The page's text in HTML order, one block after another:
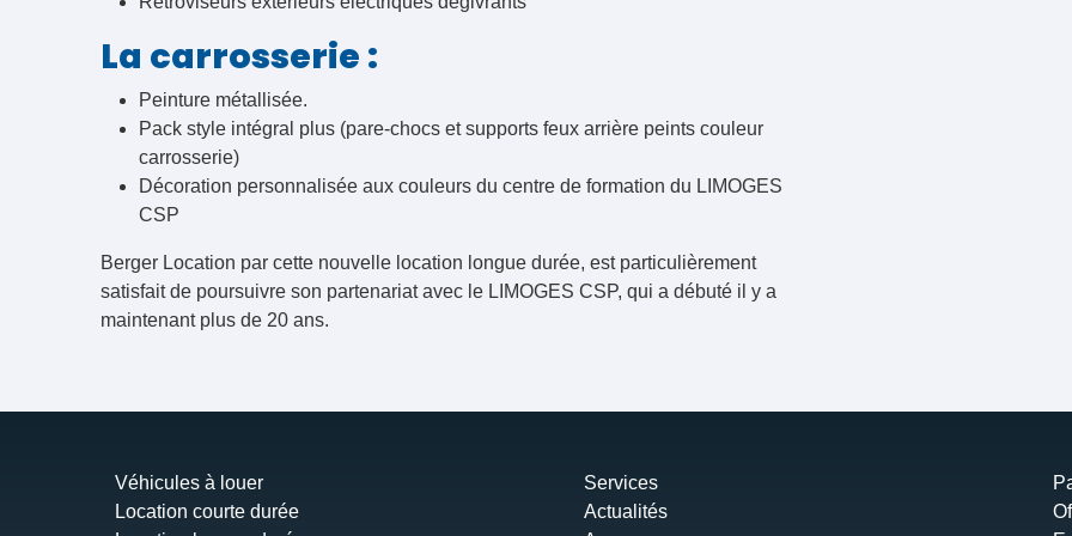
La carrosserie :
Peinture métallisée.
Pack style intégral plus (pare-chocs et supports feux arrière peints couleur
carrosserie)
Décoration personnalisée aux couleurs du centre de formation du LIMOGES
CSP
Berger Location par cette nouvelle location longue durée, est particulièrement
satisfait de poursuivre son partenariat avec le LIMOGES CSP, qui a débuté il y a
maintenant plus de 20 ans.
Véhicules à louer
Location courte durée
Services
Actualités